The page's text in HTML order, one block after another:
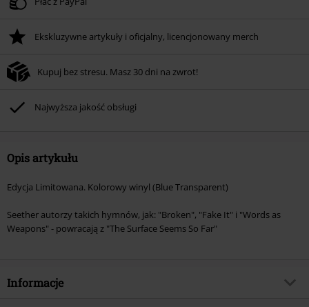
Ekskluzywne artykuły i oficjalny, licencjonowany merch
Kupuj bez stresu. Masz 30 dni na zwrot!
Najwyższa jakość obsługi
Opis artykułu
Edycja Limitowana. Kolorowy winyl (Blue Transparent)
Seether autorzy takich hymnów, jak: "Broken", "Fake It" i "Words as
Weapons" - powracają z "The Surface Seems So Far"
Informacje